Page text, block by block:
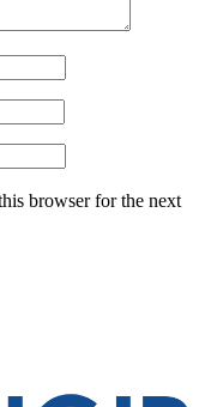
browser for the next